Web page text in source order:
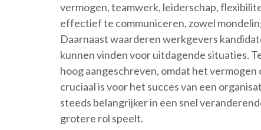
vermogen, teamwerk, leiderschap,
effectief te communiceren, zowel
Daarnaast waarderen werkgevers
kunnen vinden voor uitdagende situaties.
hoog aangeschreven, omdat het
cruciaal is voor het succes van een
steeds belangrijker in een snel
grotere rol speelt.